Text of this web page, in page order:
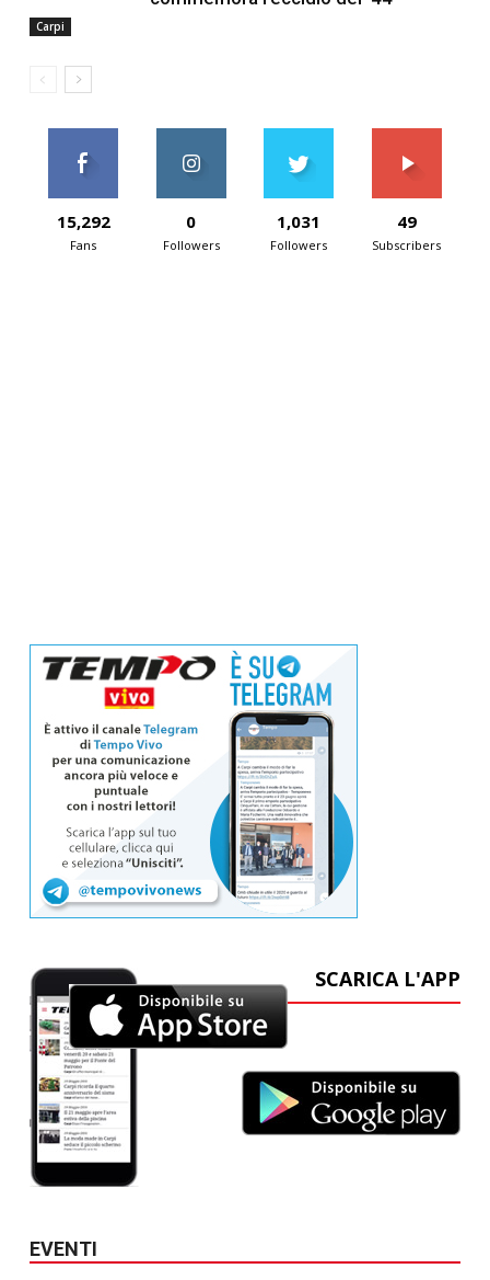
Carpi
15,292
Fans
0
Followers
1,031
Followers
49
Subscribers
SCARICA L'APP
EVENTI